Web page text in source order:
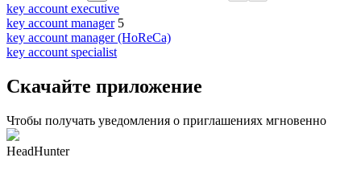
key account executive
key account manager 5
key account manager (HoReCa)
key account specialist
Скачайте приложение
Чтобы получать уведомления о приглашениях мгновенно
HeadHunter